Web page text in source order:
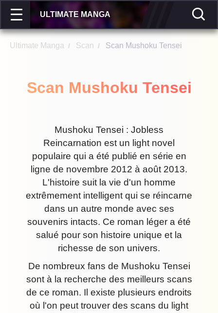
ULTIMATE MANGA
Ultimate Manga / Scan / Scan Mushoku Tensei
Scan Mushoku Tensei
Mushoku Tensei : Jobless
Reincarnation est un light novel
populaire qui a été publié en série en
ligne de novembre 2012 à août 2013.
L'histoire suit la vie d'un homme
extrêmement intelligent qui se réincarne
dans un autre monde avec ses
souvenirs intacts. Ce roman léger a été
salué pour son histoire unique et la
richesse de son univers.
De nombreux fans de Mushoku Tensei
sont à la recherche des meilleurs scans
de ce roman. Il existe plusieurs endroits
où l'on peut trouver des scans du light